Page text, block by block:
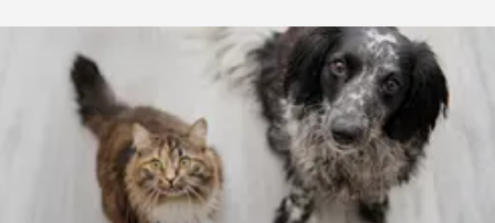
Trusted Shops
4,73/ 5